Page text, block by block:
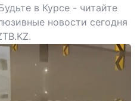
в Курсе - читайте
новости сегодня